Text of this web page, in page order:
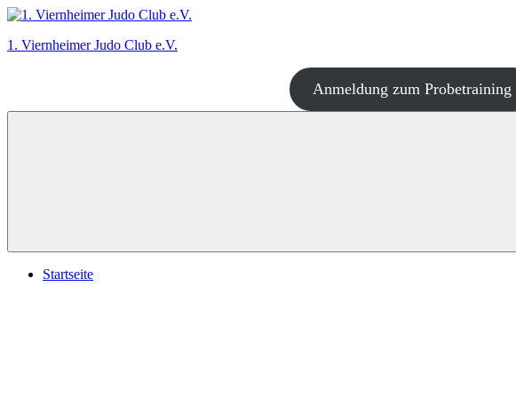
Zum
springen
1. Viernheimer Judo Club e.V.
Anmeldung zum Probetraining
Startseite